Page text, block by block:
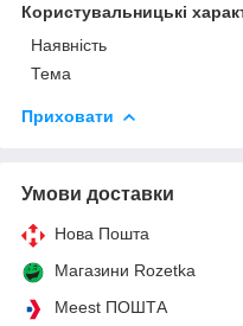
Користувальницькі
Наявність
Тема
Приховати
Умови доставки
Нова Пошта
Магазини Rozetka
Meest ПОШТА